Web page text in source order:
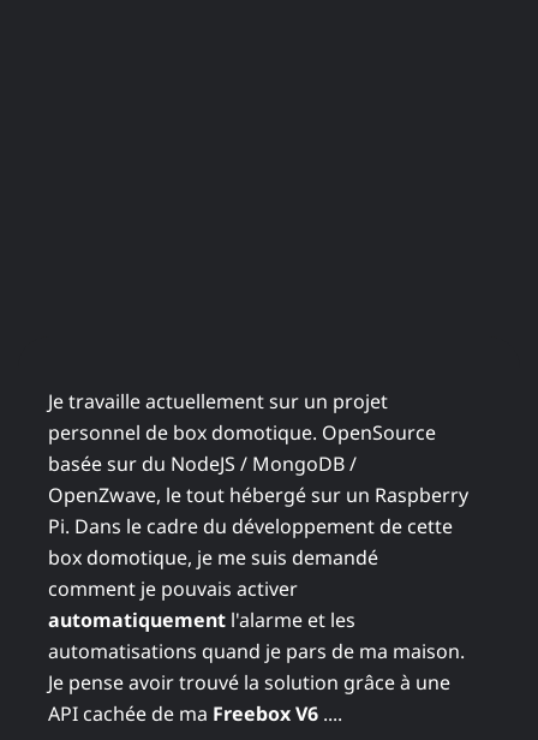
Je travaille actuellement sur un projet
personnel de box domotique. OpenSource
basée sur du NodeJS / MongoDB /
OpenZwave, le tout hébergé sur un Raspberry
Pi. Dans le cadre du développement de cette
box domotique, je me suis demandé
comment je pouvais activer
automatiquement l'alarme et les
automatisations quand je pars de ma maison.
Je pense avoir trouvé la solution grâce à une
API cachée de ma Freebox V6 ....